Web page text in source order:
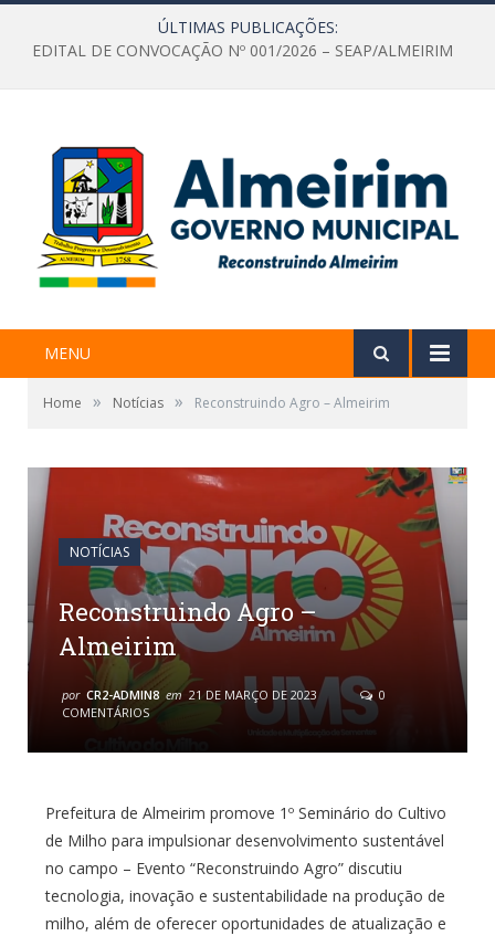
ÚLTIMAS PUBLICAÇÕES:
EDITAL DE CONVOCAÇÃO Nº 001/2026 – SEAP/ALMEIRIM
MENU
Home » Notícias » Reconstruindo Agro – Almeirim
NOTÍCIAS
Reconstruindo Agro –
Almeirim
por CR2-ADMIN8 em 21 DE MARÇO DE 2023
0
COMENTÁRIOS
Prefeitura de Almeirim promove 1º Seminário do Cultivo
de Milho para impulsionar desenvolvimento sustentável
no campo – Evento “Reconstruindo Agro” discutiu
tecnologia, inovação e sustentabilidade na produção de
milho, além de oferecer oportunidades de atualização e